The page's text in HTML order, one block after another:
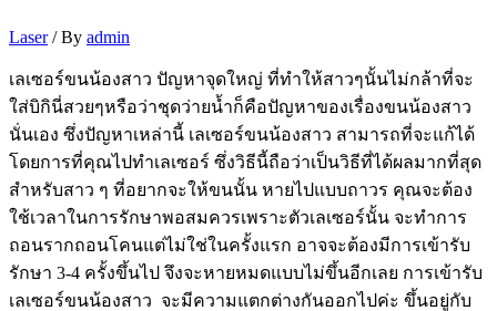
Laser/ By admin
เลเซอร์ขนน้องสาว ปัญหาจุดใหญ่ ที่ทำให้สาวๆนั้นไม่กล้าที่จะ
ใส่บิกินี่สวยๆหรือว่าชุดว่ายน้ำก็คือปัญหาของเรื่องขนน้องสาว
นั่นเอง ซึ่งปัญหาเหล่านี้ เลเซอร์ขนน้องสาว สามารถที่จะแก้ได้
โดยการที่คุณไปทำเลเซอร์ ซึ่งวิธีนี้ถือว่าเป็นวิธีที่ได้ผลมากที่สุด
สำหรับสาว ๆ ที่อยากจะให้ขนนั้น หายไปแบบถาวร คุณจะต้อง
ใช้เวลาในการรักษาพอสมควรเพราะตัวเลเซอร์นั้น จะทำการ
ถอนรากถอนโคนแต่ไม่ใช่ในครั้งแรก อาจจะต้องมีการเข้ารับ
รักษา 3-4 ครั้งขึ้นไป จึงจะหายหมดแบบไม่ขึ้นอีกเลย การเข้ารับ
เลเซอร์ขนน้องสาว จะมีความแตกต่างกันออกไปค่ะ ขึ้นอยู่กับ